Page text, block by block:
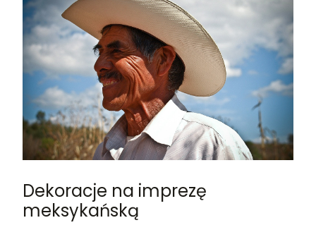
Dekoracje na imprezę
meksykańską